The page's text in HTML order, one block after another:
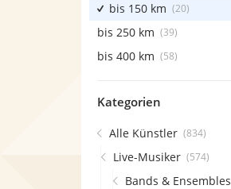
bis 150 km (20)
bis 250 km (39)
bis 400 km (58)
Kategorien
Alle Künstler (834)
Live-Musiker (574)
Bands & Ensembles